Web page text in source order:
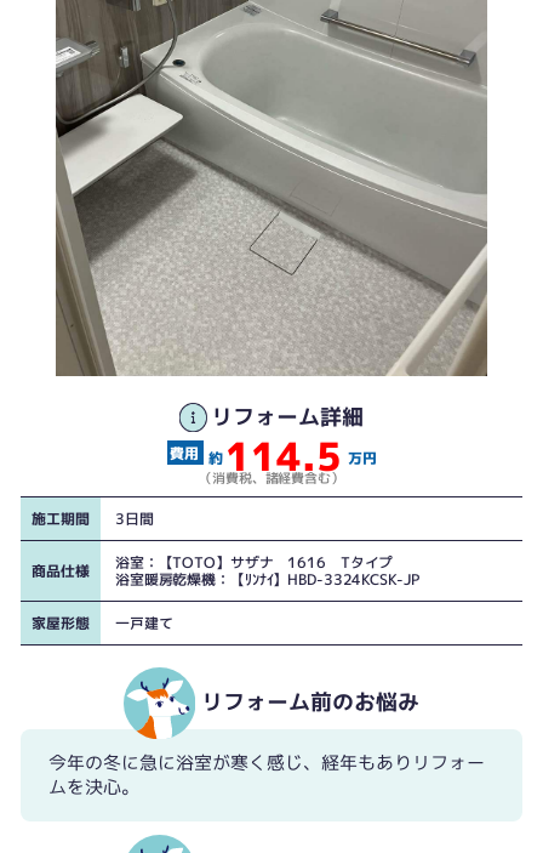
リフォーム詳細
約 114.5 万円
（消費税、諸経費含む）
施工期間 3日間
商品仕様
浴室：【TOTO】サザナ 1616 Tタイプ
浴室暖房乾燥機：【ﾘﾝﾅｲ】HBD-3324KCSK-JP
家屋形態 一戸建て
リフォーム前のお悩み
今年の冬に急に浴室が寒く感じ、経年もありリフォー
ムを決心。